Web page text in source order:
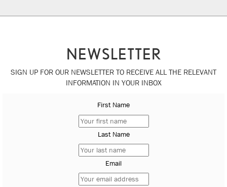
NEWSLETTER
SIGN UP FOR OUR NEWSLETTER TO RECEIVE ALL THE RELEVANT
INFORMATION IN YOUR INBOX
First Name
Last Name
Email